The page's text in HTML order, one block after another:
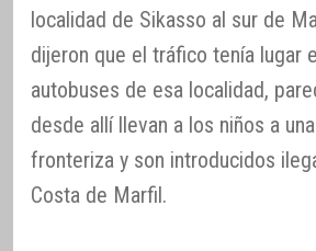
localidad de Sikasso al sur de
dijeron que el tráfico tenía lugar
autobuses de esa localidad,
desde allí llevan a los niños a
fronteriza y son introducidos
Costa de Marfil.